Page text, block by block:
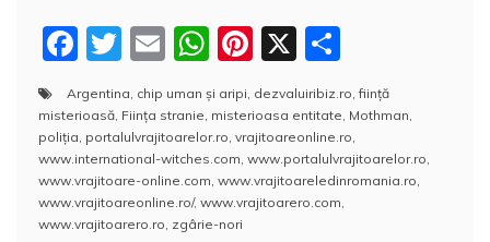
F
c
e
b
o
T
w
itt
er
E
ai
l
W
h
at
s
A
p
Pi
nt
er
e
st
X
a
rt
aj
e
a
Argentina, chip uman şi aripi, dezvaluiribiz.ro,fiinţă
misterioasă, Fiinţa stranie, misterioasa entitate, Mothman,
poliţia, portalulvrajitoarelor.ro, vrajitoareonline.ro,
www.international-witches.com, www.portalulvrajitoarelor.ro,
www.vrajitoare-online.com, www.vrajitoareledinromania.ro,
www.vrajitoareonline.ro/, www.vrajitoarero.com,
www.vrajitoarero.ro, zgârie-nori